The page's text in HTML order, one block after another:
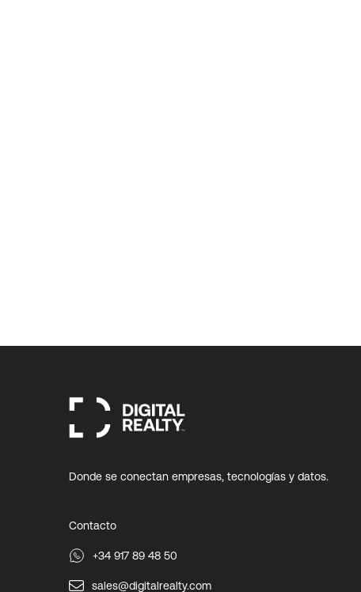
Donde se conectan empresas, tecnologías y datos.
Contacto
+34 917 89 48 50
sales@digitalrealty.com